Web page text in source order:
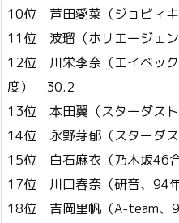
10位 芦田愛菜（ジョビィ
11位 波瑠（ホリエージェ
12位 川栄李奈（エイベッ
度） 30.2
13位 本田翼（スターダス
14位 永野芽郁（スターダ
15位 白石麻衣（乃木坂46
17位 川口春奈（研音、94
18位 吉岡里帆（A-team